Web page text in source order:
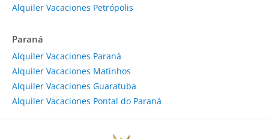
Alquiler Vacaciones Petrópolis
Paraná
Alquiler Vacaciones Paraná
Alquiler Vacaciones Matinhos
Alquiler Vacaciones Guaratuba
Alquiler Vacaciones Pontal do Paraná